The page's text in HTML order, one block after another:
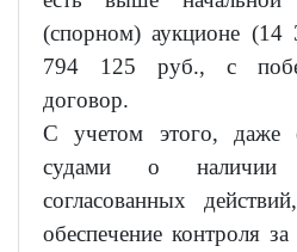
(спорном) аукционе
794 125 руб., с
договор.
С учетом этого, даже
судами о наличии
согласованных
обеспечение контроля